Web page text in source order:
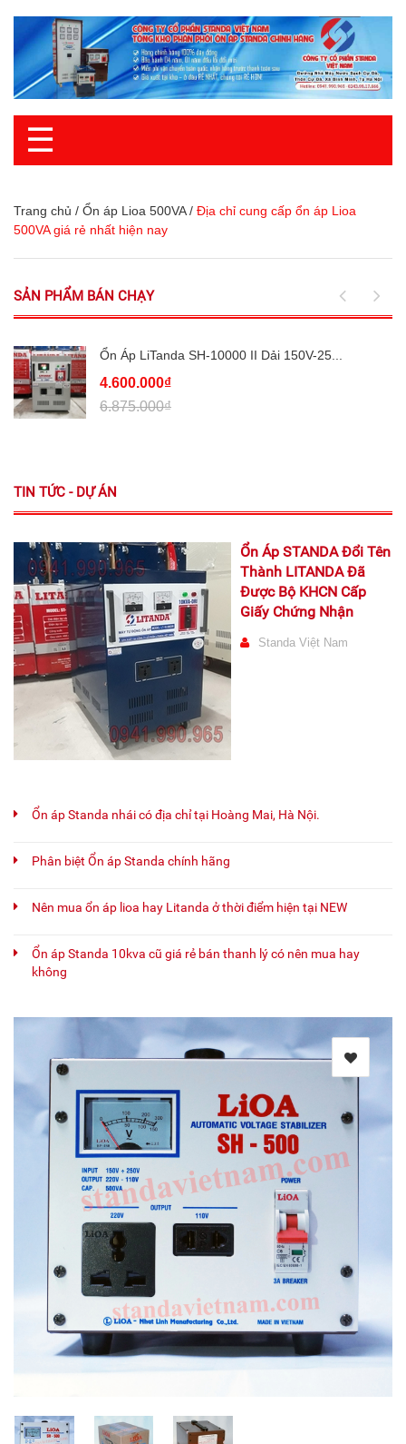
☰
Trang chủ / Ổn áp Lioa 500VA / Địa chỉ cung cấp ổn áp Lioa
500VA giá rẻ nhất hiện nay
SẢN PHẨM BÁN CHẠY
Ổn Áp LiTanda SH-10000 II Dải 150V-25...
4.600.000₫
6.875.000₫
TIN TỨC - DỰ ÁN
Ổn Áp STANDA Đổi Tên
Thành LITANDA Đã
Được Bộ KHCN Cấp
Giấy Chứng Nhận
Standa Việt Nam
Ổn áp Standa nhái có địa chỉ tại Hoàng Mai, Hà Nội.
Phân biệt Ổn áp Standa chính hãng
Nên mua ổn áp lioa hay Litanda ở thời điểm hiện tại NEW
Ổn áp Standa 10kva cũ giá rẻ bán thanh lý có nên mua hay
không